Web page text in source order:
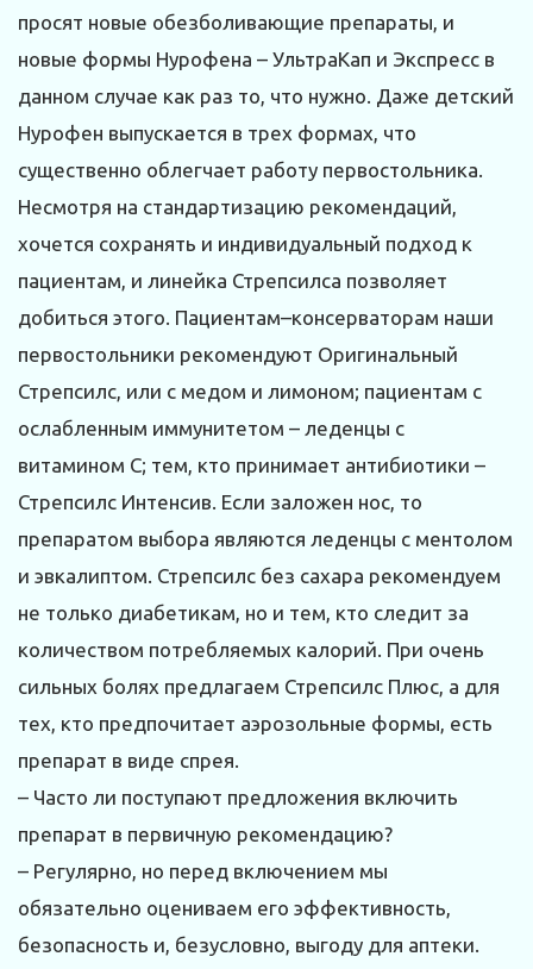
просят новые обезболивающие препараты, и
новые формы Нурофена – УльтраКап и Экспресс в
данном случае как раз то, что нужно. Даже детский
Нурофен выпускается в трех формах, что
существенно облегчает работу первостольника.
Несмотря на стандартизацию рекомендаций,
хочется сохранять и индивидуальный подход к
пациентам, и линейка Стрепсилса позволяет
добиться этого. Пациентам–консерваторам наши
первостольники рекомендуют Оригинальный
Стрепсилс, или с медом и лимоном; пациентам с
ослабленным иммунитетом – леденцы с
витамином С; тем, кто принимает антибиотики –
Стрепсилс Интенсив. Если заложен нос, то
препаратом выбора являются леденцы с ментолом
и эвкалиптом. Стрепсилс без сахара рекомендуем
не только диабетикам, но и тем, кто следит за
количеством потребляемых калорий. При очень
сильных болях предлагаем Стрепсилс Плюс, а для
тех, кто предпочитает аэрозольные формы, есть
препарат в виде спрея.
– Часто ли поступают предложения включить
препарат в первичную рекомендацию?
– Регулярно, но перед включением мы
обязательно оцениваем его эффективность,
безопасность и, безусловно, выгоду для аптеки.